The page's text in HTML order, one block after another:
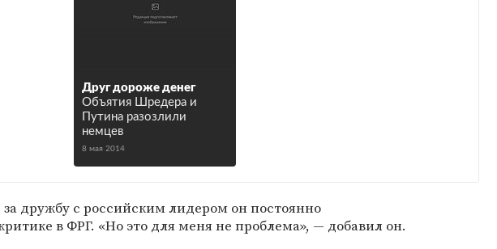
Друг дороже денег
Объятия Шредера и
Путина разозлили
немцев
8 мая 2014
за дружбу с российским лидером он постоянно
в ФРГ. «Но это для меня не проблема», — добавил он.